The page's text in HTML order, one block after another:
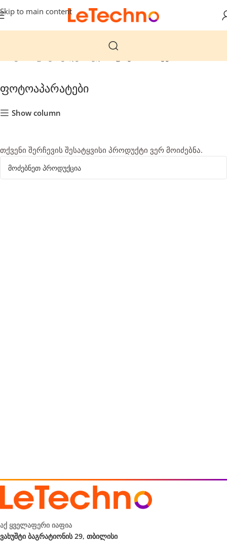
Skip to main content
ფოტოაპარატები
Show column
თქვენი შერჩევის შესატყვისი პროდუქტი ვერ მოიძებნა.
აქ ყველაფერი იაფია
ვახუშტი ბაგრატიონის 29, თბილისი